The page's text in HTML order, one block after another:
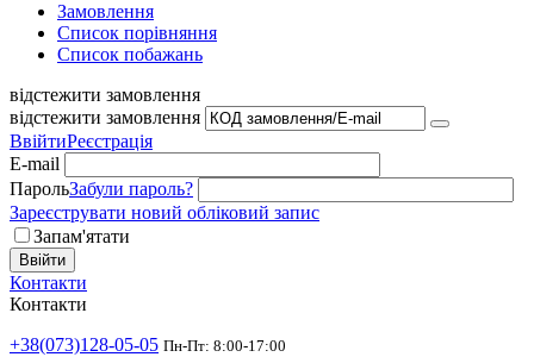
Замовлення
Cписок порівняння
Список побажань
відстежити замовлення
відстежити замовлення
ВвійтиРеєстрація
E-mail
ПарольЗабули пароль?
Зареєструвати новий обліковий запис
Запам'ятати
Ввійти
Контакти
Контакти
+38(073)128-05-05 Пн-Пт: 8:00-17:00